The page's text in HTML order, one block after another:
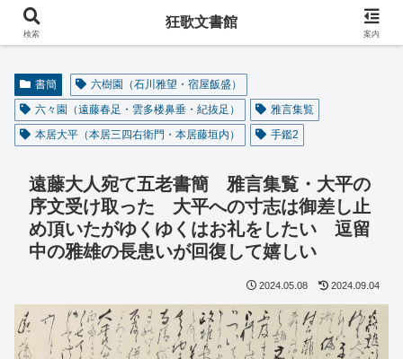
阿波の狂歌師・遠藤春足コレクション
書簡
六樹園（石川雅望・宿屋飯盛）
六々園（遠藤春足・雲多楼鼻垂・紀抜足）
雅言集覧
本居大平（本居三四右衛門・本居藤垣内）
手鑑2
遠藤大人宛て五老書簡 雅言集覧・大平の
序文受け取った 大平への寸志は御差し止
め頂いたがゆくゆくはお礼をしたい 逗留
中の雅雄の長患いが回復して嬉しい
2024.05.08 2024.09.04
検索
狂歌文書館
案内